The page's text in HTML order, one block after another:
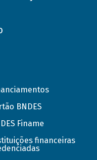
BNDES
Finame
financeiras